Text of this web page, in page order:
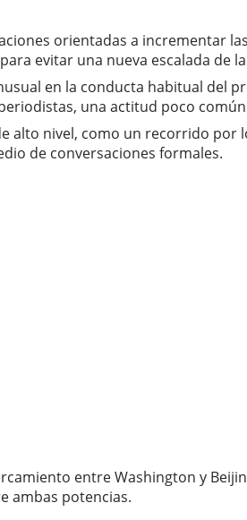
orientadas a incrementar
evitar una nueva escalada de
en la conducta habitual del
una actitud poco
alto nivel, como un recorrido
de conversaciones formales.
entre Washington y
ambas potencias.